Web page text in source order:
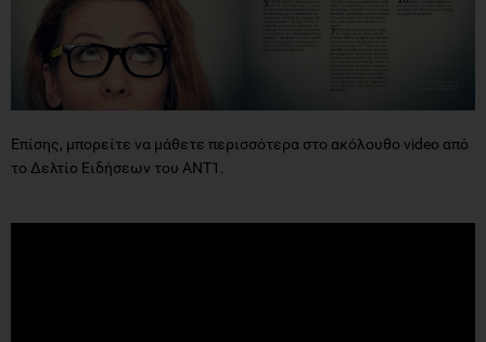
Επίσης, μπορείτε να μάθετε περισσότερα στο ακόλουθο video από
το Δελτίο Ειδήσεων του ΑΝΤ1.